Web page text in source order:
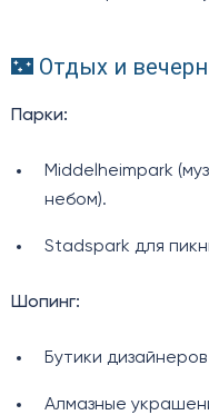
🌃 Отдых и
Парки:
Middelheimpark
небом).
Stadspark для
Шопинг:
Бутики
Алмазные